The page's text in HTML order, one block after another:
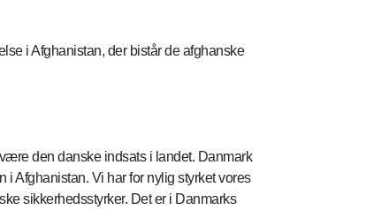
i Afghanistan, der bistår de afghanske
den danske indsats i landet. Danmark
Afghanistan. Vi har for nylig styrket vores
sikkerhedsstyrker. Det er i Danmarks